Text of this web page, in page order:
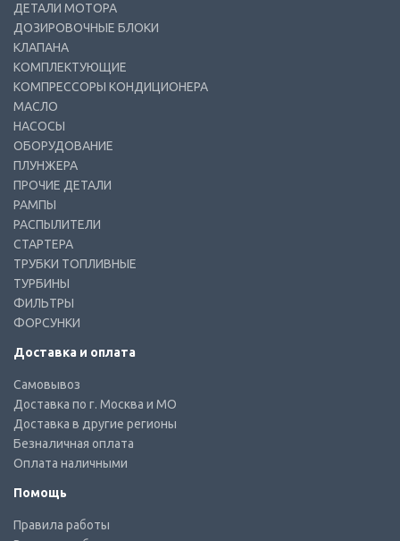
ДЕТАЛИ МОТОРА
ДОЗИРОВОЧНЫЕ БЛОКИ
КЛАПАНА
КОМПЛЕКТУЮЩИЕ
КОМПРЕССОРЫ КОНДИЦИОНЕРА
МАСЛО
НАСОСЫ
ОБОРУДОВАНИЕ
ПЛУНЖЕРА
ПРОЧИЕ ДЕТАЛИ
РАМПЫ
РАСПЫЛИТЕЛИ
СТАРТЕРА
ТРУБКИ ТОПЛИВНЫЕ
ТУРБИНЫ
ФИЛЬТРЫ
ФОРСУНКИ
Доставка и оплата
Самовывоз
Доставка по г. Москва и МО
Доставка в другие регионы
Безналичная оплата
Оплата наличными
Помощь
Правила работы